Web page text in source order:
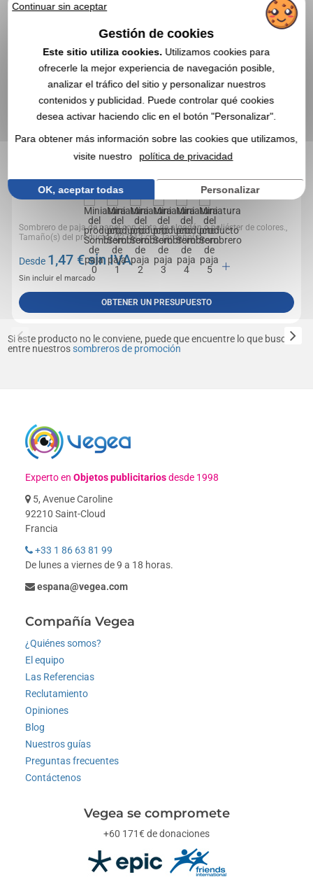
Sombrero de paja
Sombrero de paja de papel con cinta de algodón o poliéster de colores.,
Tamaño(s) del producto: Ø27x12 cm, Tamaño(s)...
Desde 1,47 € sin IVA
Sin incluir el marcado
OBTENER UN PRESUPUESTO
Si este producto no le conviene, puede que encuentre lo que busca
entre nuestrossombreros de promoción
Experto enObjetos publicitariosdesde 1998
5, Avenue Caroline
92210 Saint-Cloud
Francia
+33 1 86 63 81 99
De lunes a viernes de 9 a 18 horas.
espana@vegea.com
Compañía Vegea
¿Quiénes somos?
El equipo
Las Referencias
Reclutamiento
Opiniones
Blog
Nuestros guías
Preguntas frecuentes
Contáctenos
Vegea se compromete
+60 171€ de donaciones
Continuar sin aceptar
Gestión de cookies
Este sitio utiliza cookies. Utilizamos cookies para
ofrecerle la mejor experiencia de navegación posible,
analizar el tráfico del sitio y personalizar nuestros
contenidos y publicidad. Puede controlar qué cookies
desea activar haciendo clic en el botón "Personalizar".
Para obtener más información sobre las cookies que utilizamos,
visite nuestro
política de privacidad
OK, aceptar todas Personalizar